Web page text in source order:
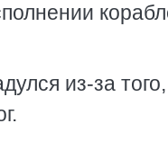
из-за